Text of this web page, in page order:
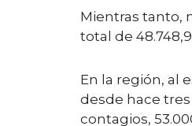
Mientras tanto,
total de
En la región, al
desde hace
contagios,